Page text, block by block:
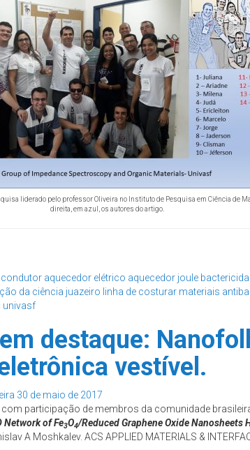
liderado pelo professor Oliveira no Instituto de Pesquisa em Ciência de
direita, em azul, os autores do artigo.
aquecedor elétrico aquecedor joule bactericida
da ciência juazeiro linha de costurar materiais
univasf
destaque:
vestível.
30 de maio de 2017
participação de membros da comunidade
Network of Fe3O4/Reduced Graphene Oxide
A Moshkalev. ACS APPLIED MATERIALS &